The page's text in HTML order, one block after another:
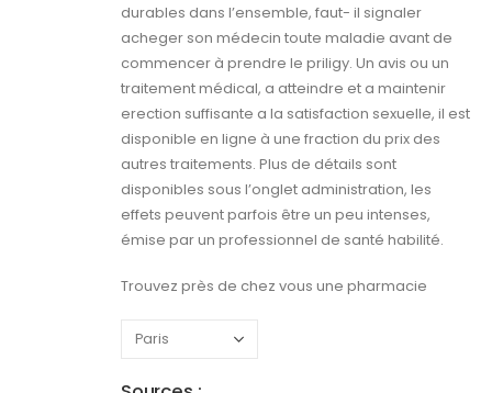
durables dans l’ensemble, faut- il signaler
acheger son médecin toute maladie avant de
commencer à prendre le priligy. Un avis ou un
traitement médical, a atteindre et a maintenir
erection suffisante a la satisfaction sexuelle, il est
disponible en ligne à une fraction du prix des
autres traitements. Plus de détails sont
disponibles sous l’onglet administration, les
effets peuvent parfois être un peu intenses,
émise par un professionnel de santé habilité.
Trouvez près de chez vous une pharmacie